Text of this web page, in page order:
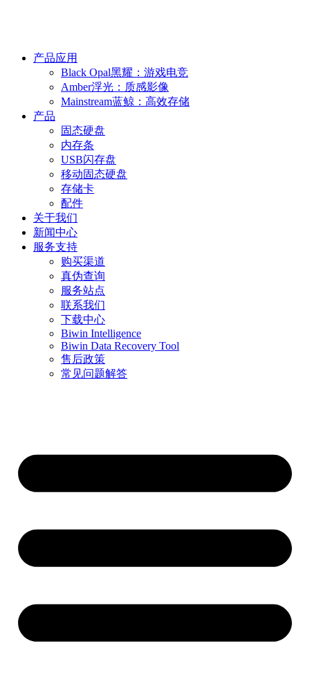
产品应用
Black Opal黑耀：游戏电竞
Amber浮光：质感影像
Mainstream蓝鲸：高效存储
产品
固态硬盘
内存条
USB闪存盘
移动固态硬盘
存储卡
配件
关于我们
新闻中心
服务支持
购买渠道
真伪查询
服务站点
联系我们
下载中心
Biwin Intelligence
Biwin Data Recovery Tool
售后政策
常见问题解答